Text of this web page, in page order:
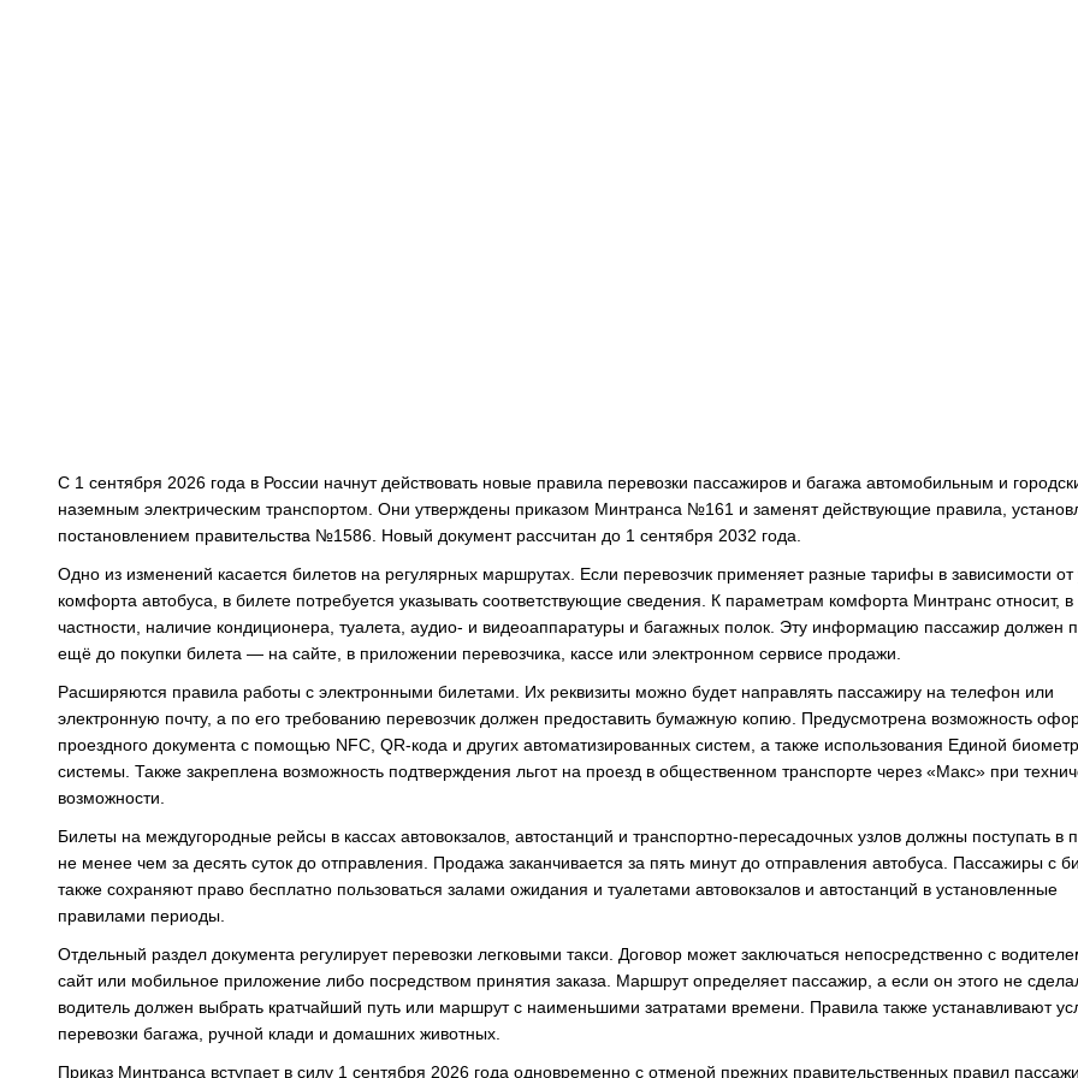
С 1 сентября 2026 года в России начнут действовать новые правила перевозки пассажиров и багажа автомобильным и
наземным электрическим транспортом. Они утверждены приказом Минтранса №161 и заменят действующие правила,
постановлением правительства №1586. Новый документ рассчитан до 1 сентября 2032 года.
Одно из изменений касается билетов на регулярных маршрутах. Если перевозчик применяет разные тарифы в зависимости от
комфорта автобуса, в билете потребуется указывать соответствующие сведения. К параметрам комфорта Минтранс относит, в
частности, наличие кондиционера, туалета, аудио- и видеоаппаратуры и багажных полок. Эту информацию пассажир должен
ещё до покупки билета — на сайте, в приложении перевозчика, кассе или электронном сервисе продажи.
Расширяются правила работы с электронными билетами. Их реквизиты можно будет направлять пассажиру на телефон или
электронную почту, а по его требованию перевозчик должен предоставить бумажную копию. Предусмотрена возможность
проездного документа с помощью NFC, QR-кода и других автоматизированных систем, а также использования Единой
системы. Также закреплена возможность подтверждения льгот на проезд в общественном транспорте через «Макс» при
возможности.
Билеты на междугородные рейсы в кассах автовокзалов, автостанций и транспортно-пересадочных узлов должны поступать в
не менее чем за десять суток до отправления. Продажа заканчивается за пять минут до отправления автобуса. Пассажиры с
также сохраняют право бесплатно пользоваться залами ожидания и туалетами автовокзалов и автостанций в установленные
правилами периоды.
Отдельный раздел документа регулирует перевозки легковыми такси. Договор может заключаться непосредственно с
сайт или мобильное приложение либо посредством принятия заказа. Маршрут определяет пассажир, а если он этого не
водитель должен выбрать кратчайший путь или маршрут с наименьшими затратами времени. Правила также устанавливают
перевозки багажа, ручной клади и домашних животных.
Приказ Минтранса вступает в силу 1 сентября 2026 года одновременно с отменой прежних правительственных правил